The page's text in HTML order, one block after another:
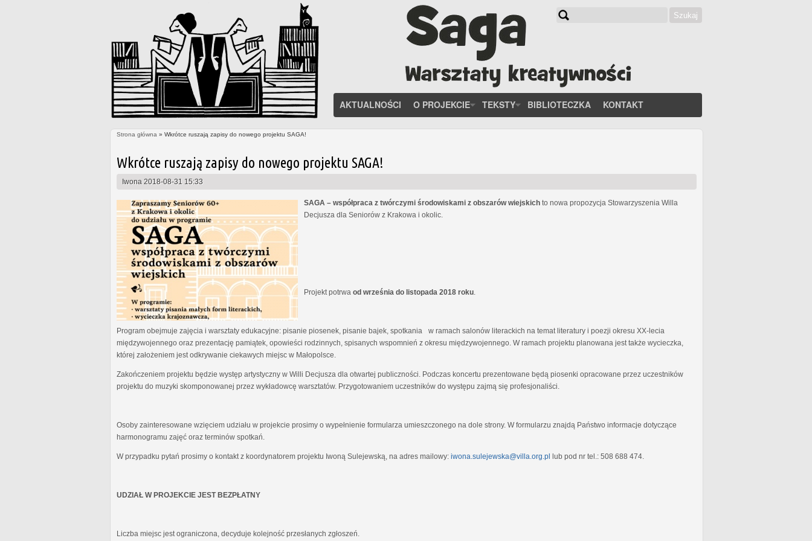
Szukaj
AKTUALNOŚCI O PROJEKCIE TEKSTY BIBLIOTECZKA KONTAKT
Strona główna » Wkrótce ruszają zapisy do nowego projektu SAGA!
Wkrótce ruszają zapisy do nowego projektu SAGA!
Iwona 2018-08-31 15:33
SAGA – współpraca z twórczymi środowiskami z obszarów wiejskich to nowa propozycja Stowarzyszenia Willa
Decjusza dla Seniorów z Krakowa i okolic.
Projekt potrwa od września do listopada 2018 roku
Program obejmuje zajęcia i warsztaty edukacyjne: pisanie piosenek, pisanie bajek, spotkania w ramach salonów literackich na temat literatury i poezji okresu XX-lecia
międzywojennego oraz prezentację pamiątek, opowieści rodzinnych, spisanych wspomnień z okresu międzywojennego. W ramach projektu planowana jest także wycieczka,
której założeniem jest odkrywanie ciekawych miejsc w Małopolsce.
Zakończeniem projektu będzie występ artystyczny w Willi Decjusza dla otwartej publiczności. Podczas koncertu prezentowane będą piosenki opracowane przez uczestników
projektu do muzyki skomponowanej przez wykładowcę warsztatów. Przygotowaniem uczestników do występu zajmą się profesjonaliści.
Osoby zainteresowane wzięciem udziału w projekcie prosimy o wypełnienie formularza umieszczonego na dole strony. W formularzu znajdą Państwo informacje dotyczące
harmonogramu zajęć oraz terminów spotkań.
W przypadku pytań prosimy o kontakt z koordynatorem projektu Iwoną Sulejewską, na adres mailowy: iwona.sulejewska@villa.org.pl lub pod nr tel.: 508 688 474.
UDZIAŁ W PROJEKCIE JEST BEZPŁATNY
Liczba miejsc jest ograniczona, decyduje kolejność przesłanych zgłoszeń.